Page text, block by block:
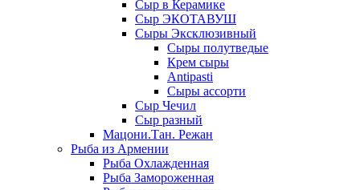
Сыр в Керамике
Сыр ЭКОТАВУШ
Сыры Эксклюзивный
Сыры полутведые
Крем сыры
Antipasti
Сыры ассорти
Сыр Чечил
Сыр разный
Мацони.Тан. Режан
Рыба из Армении
Рыба Охлажденная
Рыба Замороженная